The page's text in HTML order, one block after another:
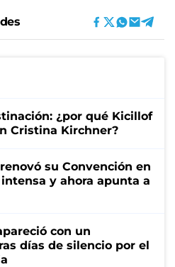
¿por qué Kicillof
Cristina Kirchner?
su Convención en
y ahora apunta a
con un
días de silencio por el